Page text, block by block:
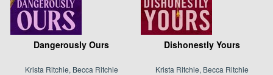
Dangerously Ours
Krista Ritchie, Becca Ritchie
Dishonestly Yours
Krista Ritchie, Becca Ritchie